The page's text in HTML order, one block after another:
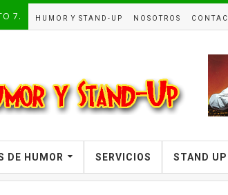
7. HUMOR Y STAND-UP NOSOTROS
DE HUMOR SERVICIOS STAND